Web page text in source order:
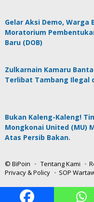
Gelar Aksi Demo, Warga
Moratorium
Baru (DOB)
Zulkarnain Kamaru
Terlibat Tambang Ilegal
Bukan Kaleng-Kaleng!
Mongkonai United (MU)
Atas Persib Bakan.
© BiPoin Tentang Kami
Privacy & Policy
SOP